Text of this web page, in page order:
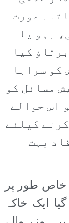
عورت
بہو یا
کیا
کو سراہا
مسائل کو
اس حوالے
کیلئے
بہت
خاص طور پر
ایک خاکہ